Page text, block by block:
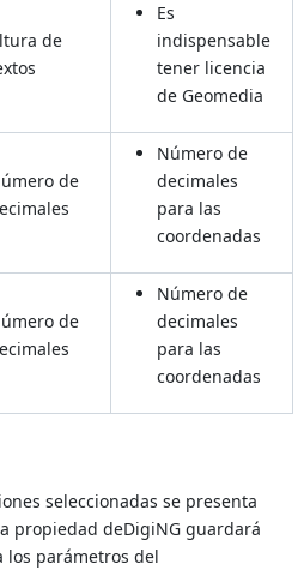
de
Es
indispensable
tener licencia
de Geomedia
de
Número de
decimales
para las
coordenadas
de
Número de
decimales
para las
coordenadas
seleccionadas se presenta
propiedad deDigiNG guardará
los parámetros del